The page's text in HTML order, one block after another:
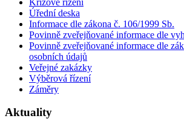
Úřední deska
Informace dle zákona č. 106/1999 Sb.
Povinně zveřejňované informace dle
Povinně zveřejňované informace dle
osobních údajů
Veřejné zakázky
Výběrová řízení
Záměry
Aktuality